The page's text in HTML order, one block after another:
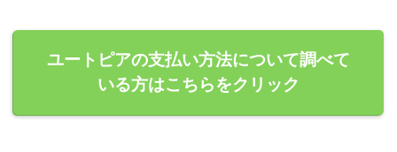
ユートピアの支払い方法について調べて
いる方はこちらをクリック